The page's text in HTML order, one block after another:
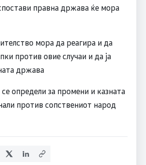
правна држава ќе мора
мора да реагира и да
против овие случаи и да ја
држава
определи за промени и казната
против сопствениот народ